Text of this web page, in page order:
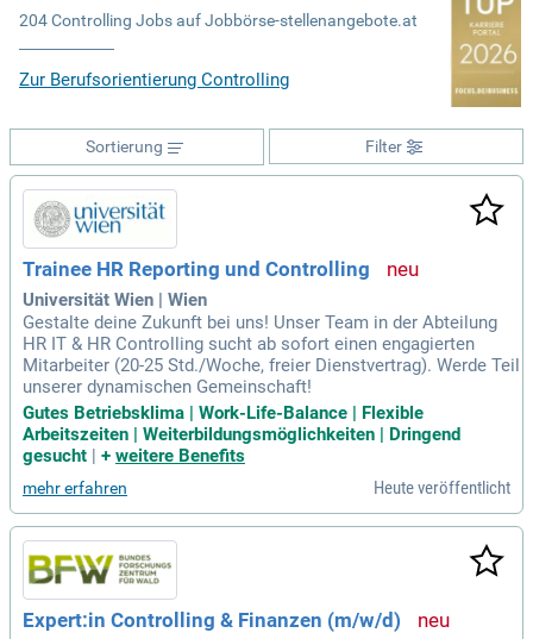
204 Controlling Jobs auf Jobbörse-stellenangebote.at
Zur Berufsorientierung Controlling
Filter
Sortierung
Trainee HR Reporting und Controlling
Universität Wien | Wien
Gestalte deine Zukunft bei uns! Unser Team in der Abteilung
HR IT & HR Controlling sucht ab sofort einen engagierten
Mitarbeiter (20-25 Std./Woche, freier Dienstvertrag). Werde Teil
unserer dynamischen Gemeinschaft!
Gutes Betriebsklima | Work-Life-Balance | Flexible
Arbeitszeiten | Weiterbildungsmöglichkeiten | Dringend
gesucht | + weitere Benefits
mehr erfahren Heute veröffentlicht
Expert:in Controlling & Finanzen (m/w/d)